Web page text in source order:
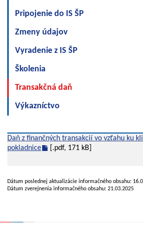
Pripojenie do IS ŠP
Zmeny údajov
Vyradenie z IS ŠP
Školenia
Transakčná daň
Výkazníctvo
Daň z finančných transakcií vo vzťahu ku
pokladnice
[.pdf, 171 kB]
Dátum poslednej aktualizácie informačného obsahu:
Dátum zverejnenia informačného obsahu: 21.03.2025